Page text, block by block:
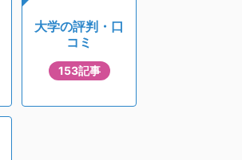
大学の評判・口
コミ
153記事